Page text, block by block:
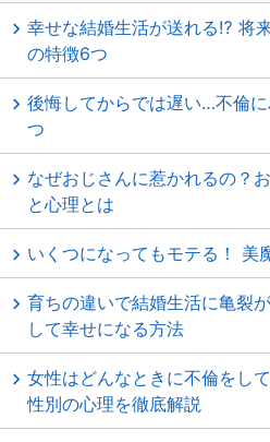
幸せな結婚生活が送れる⁉ 将
の特徴6つ
後悔してからでは遅い…不倫
つ
なぜおじさんに惹かれるの？
と心理とは
いくつになってもモテる！ 美
育ちの違いで結婚生活に亀裂
して幸せになる方法
女性はどんなときに不倫をし
性別の心理を徹底解説